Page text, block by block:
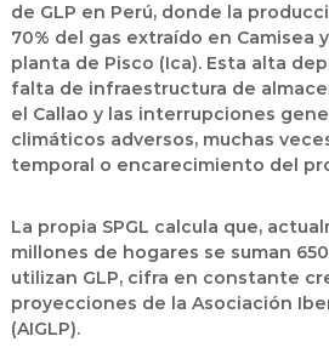
de GLP en Perú, donde la
70% del gas extraído en Camisea
planta de Pisco (Ica). Esta alta
falta de infraestructura de
el Callao y las interrupciones
climáticos adversos, muchas
temporal o encarecimiento del
La propia SPGL calcula que,
millones de hogares se suman
utilizan GLP, cifra en constante
proyecciones de la Asociación
(AIGLP).